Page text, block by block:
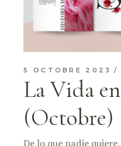
5 OCTOBRE 2023
La Vida
(Octobre)